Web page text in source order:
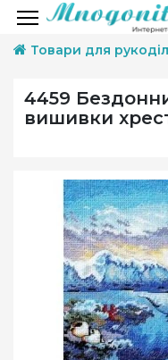
Товари для
4459
вишивки